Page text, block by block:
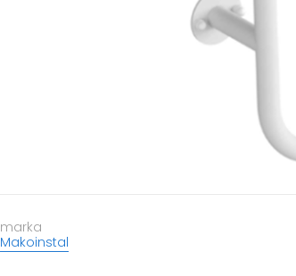
marka
Makoinstal